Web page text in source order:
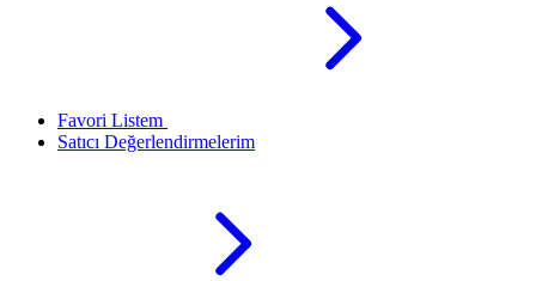
Favori Listem
Satıcı Değerlendirmelerim